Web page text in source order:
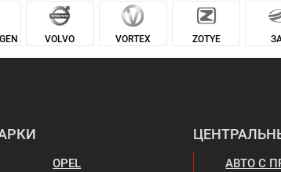
VOLVO VORTEX ZOTYE
OPEL
АВТО С